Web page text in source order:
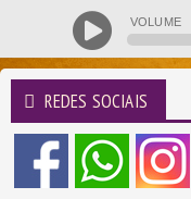
VOLUME
REDES SOCIAIS